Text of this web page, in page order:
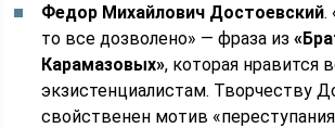
Федор Михайлович Достоевский.
то все дозволено» — фраза из
Карамазовых», которая нравится
экзистенциалистам. Творчеству
свойственен мотив